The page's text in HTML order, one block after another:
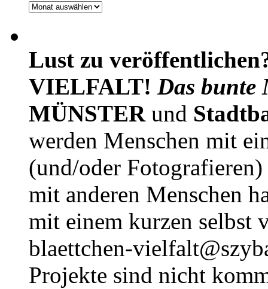
Archiv
Lust zu
VIELFALT! Das bunte
MÜNSTERund
werden Menschen mit
(und/oder
mit anderen Menschen
mit einem kurzen selbst
blaettchen-
Projekte sind nicht